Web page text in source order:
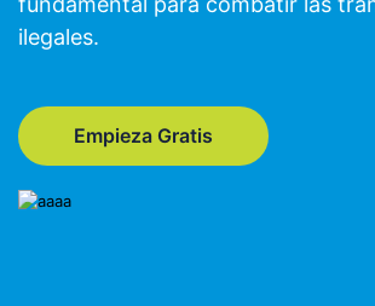
ilegales.
Empieza Gratis